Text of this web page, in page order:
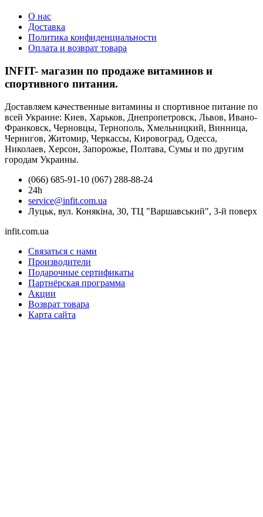
О нас
Доставка
Политика конфиденциальности
Оплата и возврат товара
INFIT- магазин по продаже витаминов и
спортивного питания.
Доставляем качественные витамины и спортивное питание по
всей Украине: Киев, Харьков, Днепропетровск, Львов, Ивано-
Франковск, Черновцы, Тернополь, Хмельницкий, Винница,
Чернигов, Житомир, Черкассы, Кировоград, Одесса,
Николаев, Херсон, Запорожье, Полтава, Сумы и по другим
городам Украины.
(066) 685-91-10 (067) 288-88-24
24h
service@infit.com.ua
Луцьк, вул. Конякіна, 30, ТЦ "Варшавський", 3-й поверх
infit.com.ua
Связаться с нами
Производители
Подарочные сертификаты
Партнёрская программа
Акции
Возврат товара
Карта сайта